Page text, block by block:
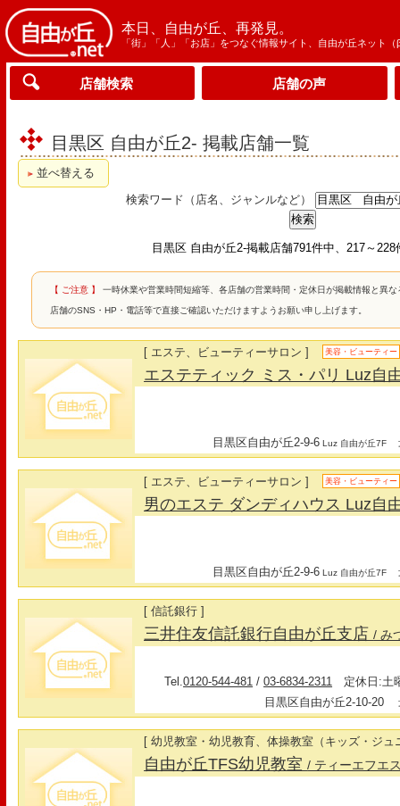
本日、自由が丘、再発見。
「街」「人」「お店」をつなぐ情報サイト、自由が丘ネット（
店舗検索 店舗の声
目黒区 自由が丘2- 掲載店舗一覧
並べ替える
検索ワード（店名、ジャンルなど）
目黒区 自由が丘2-掲載店舗791件中、217～228
【 ご注意 】 一時休業や営業時間短縮等、各店舗の営業時間・定休日が掲載情報と異
店舗のSNS・HP・電話等で直接ご確認いただけますようお願い申し上げます。
[ エステ、ビューティーサロン ] 美容・ビューティー
エステティック ミス・パリ Luz自
目黒区自由が丘2-9-6 Luz 自由が丘7F
[ エステ、ビューティーサロン ] 美容・ビューティー
男のエステ ダンディハウス Luz自
目黒区自由が丘2-9-6 Luz 自由が丘7F
[ 信託銀行 ]
三井住友信託銀行自由が丘支店/ み
Tel.0120-544-481 /03-6834-2311 定休日:土
目黒区自由が丘2-10-20
[ 幼児教室・幼児教育、体操教室（キッズ・ジュ
自由が丘TFS幼児教室/ ティーエフエ